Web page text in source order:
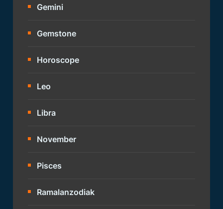
Gemini
Gemstone
Horoscope
Leo
Libra
November
Pisces
Ramalanzodiak